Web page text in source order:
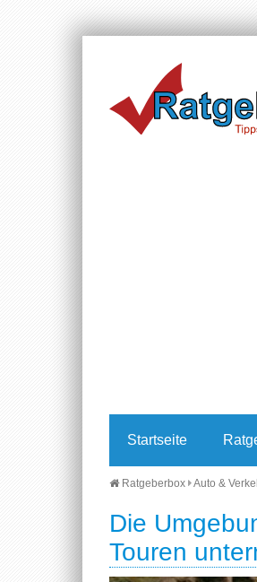
Startseite
Ratgeberbox Auto &
Die
Touren